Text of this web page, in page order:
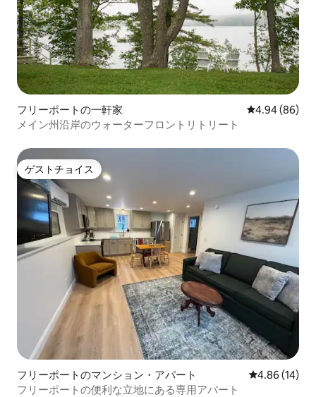
フリーポートの一軒家 レビュー86件
4.94 (86)
メイン州沿岸のウォーターフロントリトリート
ゲストチョイス
ゲストチョイス
フリーポートのマンション・アパート レビュー14
4.86 (14)
フリーポートの便利な立地にある専用アパート